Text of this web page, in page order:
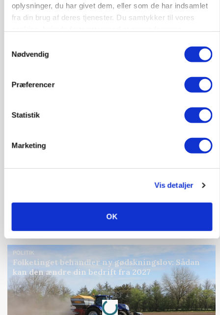
oplysninger, du har givet dem, eller som de har indsamlet
fra din brug af deres tjenester. Du samtykker til vores
Nødvendig
Præferencer
Statistik
Marketing
Vis detaljer
OK
MARKED
»Nu stopper I«: Landbrugsdebattør og
protestgruppe vil demonstrere mod ny
Annonce
POLITIK
Folketinget behandler ny gødskningslov: Sådan
kan den ændre din bedrift fra 2027
Annonce
Loading...